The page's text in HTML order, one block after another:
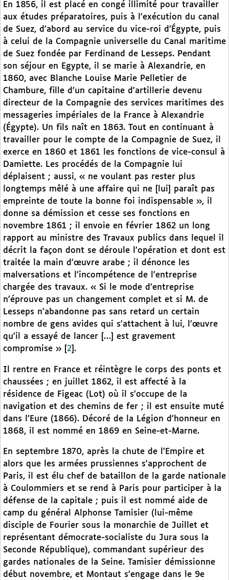
En 1856, il est placé en congé illimité pour travailler
aux études préparatoires, puis à l’exécution du canal
de Suez, d’abord au service du vice-roi d’Égypte, puis
à celui de la Compagnie universelle du Canal maritime
de Suez fondée par Ferdinand de Lesseps. Pendant
son séjour en Egypte, il se marie à Alexandrie, en
1860, avec Blanche Louise Marie Pelletier de
Chambure, fille d’un capitaine d’artillerie devenu
directeur de la Compagnie des services maritimes des
messageries impériales de la France à Alexandrie
(Égypte). Un fils naît en 1863. Tout en continuant à
travailler pour le compte de la Compagnie de Suez, il
exerce en 1860 et 1861 les fonctions de vice-consul à
Damiette. Les procédés de la Compagnie lui
déplaisent ; aussi, « ne voulant pas rester plus
longtemps mêlé à une affaire qui ne [lui] paraît pas
empreinte de toute la bonne foi indispensable », il
donne sa démission et cesse ses fonctions en
novembre 1861 ; il envoie en février 1862 un long
rapport au ministre des Travaux publics dans lequel il
décrit la façon dont se déroule l’opération et dont est
traitée la main d’œuvre arabe ; il dénonce les
malversations et l’incompétence de l’entreprise
chargée des travaux. « Si le mode d’entreprise
n’éprouve pas un changement complet et si M. de
Lesseps n’abandonne pas sans retard un certain
nombre de gens avides qui s’attachent à lui, l’œuvre
qu’il a essayé de lancer […] est gravement
compromise »
2 .
Il rentre en France et réintègre le corps des ponts et
chaussées ; en juillet 1862, il est affecté à la
résidence de Figeac (Lot) où il s’occupe de la
navigation et des chemins de fer ; il est ensuite muté
dans l’Eure (1866). Décoré de la Légion d’honneur en
1868, il est nommé en 1869 en Seine-et-Marne.
En septembre 1870, après la chute de l’Empire et
alors que les armées prussiennes s’approchent de
Paris, il est élu chef de bataillon de la garde nationale
à Coulommiers et se rend à Paris pour participer à la
défense de la capitale ; puis il est nommé aide de
camp du général Alphonse Tamisier (lui-même
disciple de Fourier sous la monarchie de Juillet et
représentant démocrate-socialiste du Jura sous la
Seconde République), commandant supérieur des
gardes nationales de la Seine. Tamisier démissionne
début novembre, et Montaut s’engage dans le 9e